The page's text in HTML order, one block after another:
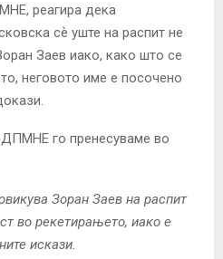
реагира дека
сѐ уште на распит не
Заев иако, како што се
неговото име е посочено
го пренесуваме во
Зоран Заев на распит
во рекетирањето, иако е
искази.